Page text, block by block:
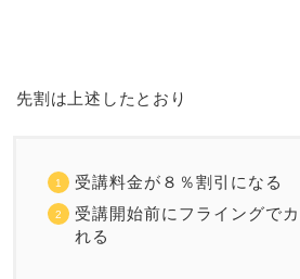
先割は上述したとおり
受講料金が８％割引になる
受講開始前にフライングで
れる